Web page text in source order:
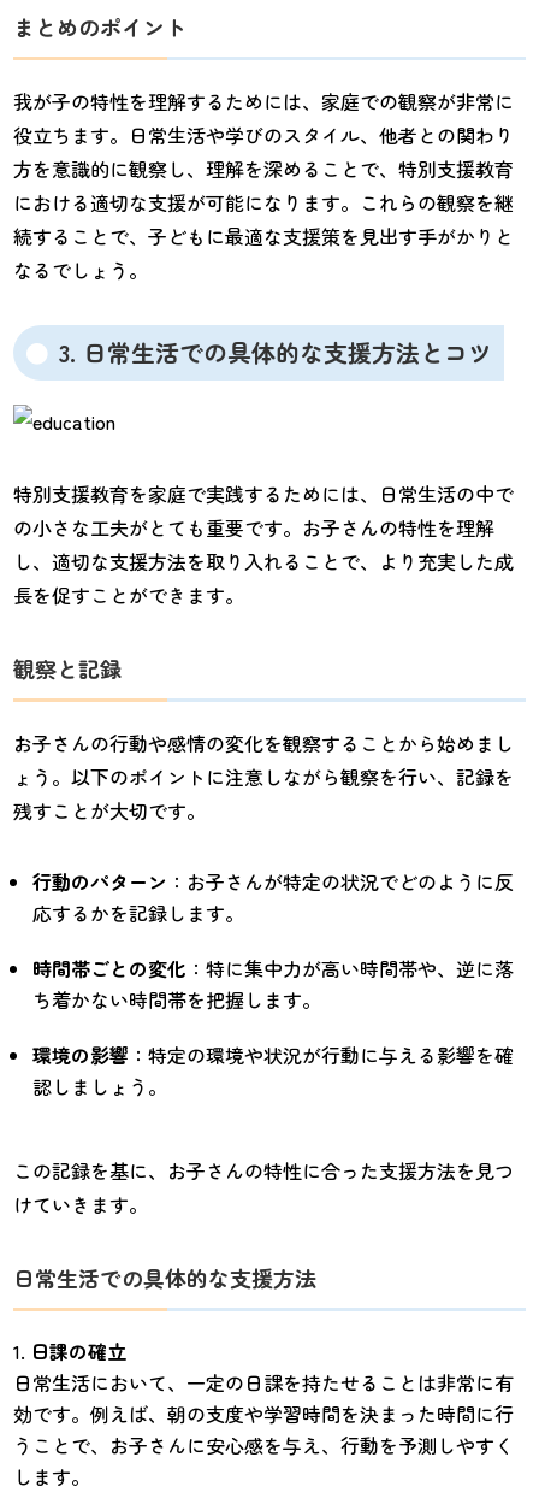
まとめのポイント
我が子の特性を理解するためには、家庭での観察が非常に
役立ちます。日常生活や学びのスタイル、他者との関わり
方を意識的に観察し、理解を深めることで、特別支援教育
における適切な支援が可能になります。これらの観察を継
続することで、子どもに最適な支援策を見出す手がかりと
なるでしょう。
3. 日常生活での具体的な支援方法とコツ
特別支援教育を家庭で実践するためには、日常生活の中で
の小さな工夫がとても重要です。お子さんの特性を理解
し、適切な支援方法を取り入れることで、より充実した成
長を促すことができます。
観察と記録
お子さんの行動や感情の変化を観察することから始めまし
ょう。以下のポイントに注意しながら観察を行い、記録を
残すことが大切です。
行動のパターン ：お子さんが特定の状況でどのように反
応するかを記録します。
時間帯ごとの変化 ：特に集中力が高い時間帯や、逆に落
ち着かない時間帯を把握します。
環境の影響 ：特定の環境や状況が行動に与える影響を確
認しましょう。
この記録を基に、お子さんの特性に合った支援方法を見つ
けていきます。
日常生活での具体的な支援方法
日課の確立
日常生活において、一定の日課を持たせることは非常に有
効です。例えば、朝の支度や学習時間を決まった時間に行
うことで、お子さんに安心感を与え、行動を予測しやすく
します。